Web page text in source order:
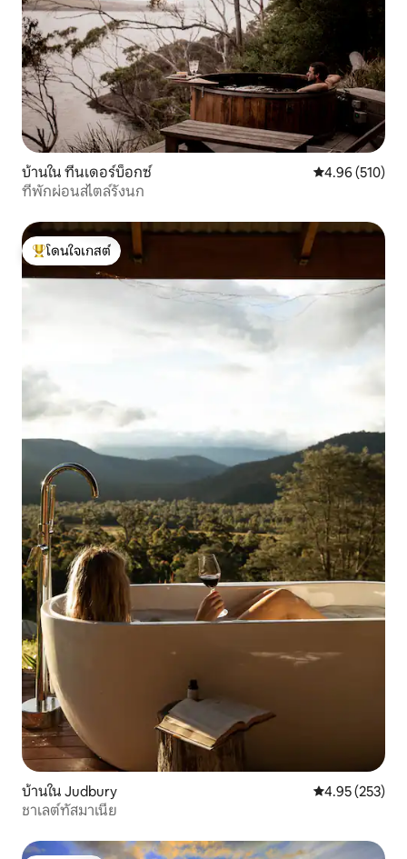
บ้านใน ทีนเดอร์บ็อกซ์ คะแนนเฉลี่ย
4.96 (510)
ที่พักผ่อนสไตล์รังนก
โดนใจเกสต์ที่สุด
โดนใจเกสต์
บ้านใน Judbury คะแนนเฉลี่ย
4.95 (253)
ชาเลต์ทัสมาเนีย